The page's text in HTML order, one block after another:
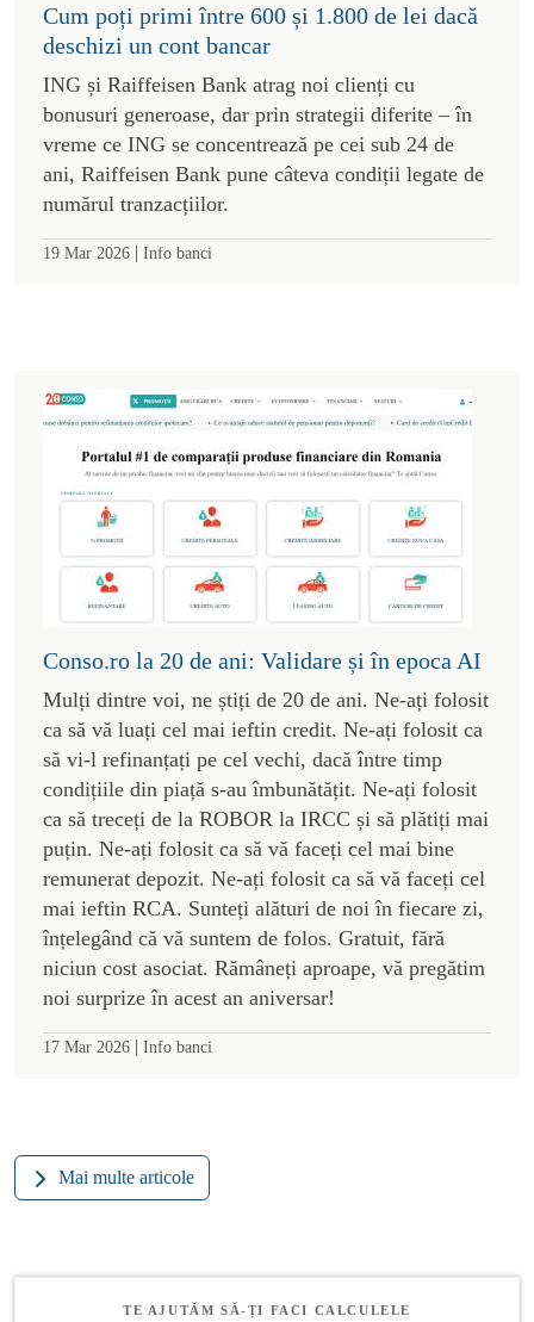
Cum poți primi între 600 și 1.800 de lei dacă
deschizi un cont bancar
ING și Raiffeisen Bank atrag noi clienți cu
bonusuri generoase, dar prin strategii diferite – în
vreme ce ING se concentrează pe cei sub 24 de
ani, Raiffeisen Bank pune câteva condiții legate de
numărul tranzacțiilor.
19 Mar 2026 | Info banci
Conso.ro la 20 de ani: Validare și în epoca AI
Mulți dintre voi, ne știți de 20 de ani. Ne-ați folosit
ca să vă luați cel mai ieftin credit. Ne-ați folosit ca
să vi-l refinanțați pe cel vechi, dacă între timp
condițiile din piață s-au îmbunătățit. Ne-ați folosit
ca să treceți de la ROBOR la IRCC și să plătiți mai
puțin. Ne-ați folosit ca să vă faceți cel mai bine
remunerat depozit. Ne-ați folosit ca să vă faceți cel
mai ieftin RCA. Sunteți alături de noi în fiecare zi,
înțelegând că vă suntem de folos. Gratuit, fără
niciun cost asociat. Rămâneți aproape, vă pregătim
noi surprize în acest an aniversar!
17 Mar 2026 | Info banci
Mai multe articole
TE AJUTĂM SĂ-ȚI FACI CALCULELE